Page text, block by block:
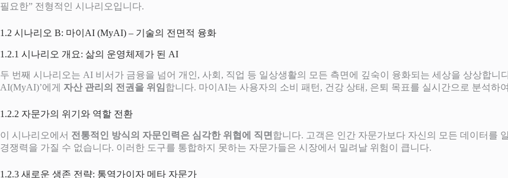
필요한” 전형적인 시나리오입니다.
1.2 시나리오 B: 마이AI (MyAI) – 기술의 전면적 융화
1.2.1 시나리오 개요: 삶의 운영체제가 된 AI
두 번째 시나리오는 AI 비서가 금융을 넘어 개인, 사회, 직업 등 일상생활의 모든 측면에 깊숙이 융화되는 세상을 상상합니
AI(MyAI)’에게 자산 관리의 전권을 위임 합니다. 마이AI는 사용자의 소비 패턴, 건강 상태, 은퇴 목표를 실시간으로 분석하
1.2.2 자문가의 위기와 역할 전환
이 시나리오에서 전통적인 방식의 자문인력은 심각한 위협에 직면 합니다. 고객은 인간 자문가보다 자신의 모든 데이터를
경쟁력을 가질 수 없습니다. 이러한 도구를 통합하지 못하는 자문가들은 시장에서 밀려날 위험이 큽니다.
1.2.3 새로운 생존 전략: 통역가이자 메타 자문가